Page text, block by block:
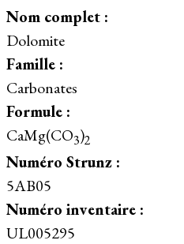
Nom complet :
Dolomite
Famille :
Carbonates
Formule :
CaMg(CO3)2
Numéro Strunz :
5AB05
Numéro inventaire :
UL005295